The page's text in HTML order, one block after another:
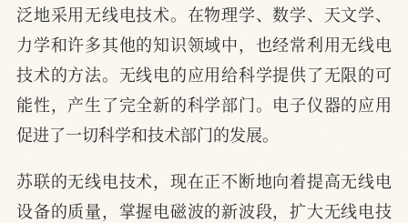
泛地采用无线电技术。在物理学、数学、天文学、
力学和许多其他的知识领域中，也经常利用无线电
技术的方法。无线电的应用给科学提供了无限的可
能性，产生了完全新的科学部门。电子仪器的应用
促进了一切科学和技术部门的发展。
苏联的无线电技术，现在正不断地向着提高无线电
设备的质量，掌握电磁波的新波段，扩大无线电技